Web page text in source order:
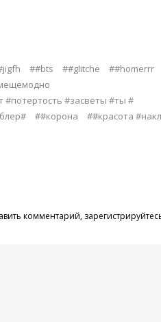
##bts ##glitche
##homerrr
#засветы #ты #
##корона
##красота
комментарий,